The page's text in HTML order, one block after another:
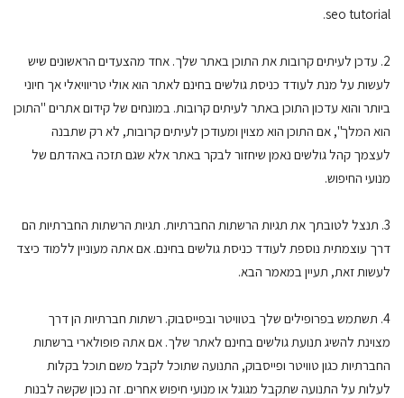
seo tutorial.
2. עדכן לעיתים קרובות את התוכן באתר שלך. אחד מהצעדים הראשונים שיש
לעשות על מנת לעודד כניסת גולשים בחינם לאתר הוא אולי טריוויאלי אך חיוני
ביותר והוא עדכון התוכן באתר לעיתים קרובות. במונחים של קידום אתרים "התוכן
הוא המלך", אם התוכן הוא מצוין ומעודכן לעיתים קרובות, לא רק שתבנה
לעצמך קהל גולשים נאמן שיחזור לבקר באתר אלא שגם תזכה באהדתם של
מנועי החיפוש.
3. תנצל לטובתך את תגיות הרשתות החברתיות. תגיות הרשתות החברתיות הם
דרך עוצמתית נוספת לעודד כניסת גולשים בחינם. אם אתה מעוניין ללמוד כיצד
לעשות זאת, תעיין במאמר הבא.
4. תשתמש בפרופילים שלך בטוויטר ובפייסבוק. רשתות חברתיות הן דרך
מצוינת להשיג תנועת גולשים בחינם לאתר שלך. אם אתה פופולארי ברשתות
החברתיות כגון טוויטר ופייסבוק, התנועה שתוכל לקבל משם תוכל בקלות
לעלות על התנועה שתקבל מגוגל או מנועי חיפוש אחרים. זה נכון שקשה לבנות